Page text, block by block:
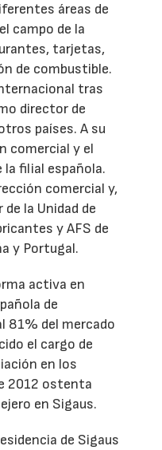
áreas de
campo de la
tarjetas,
de combustible.
tras
director de
países. A su
comercial y el
la filial española.
comercial y,
la Unidad de
y AFS de
y Portugal.
activa en
de
81% del mercado
el cargo de
en los
2012 ostenta
en Sigaus.
de Sigaus